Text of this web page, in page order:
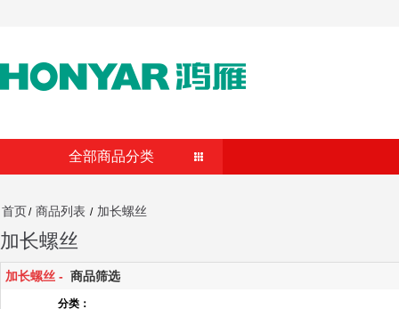
全部商品分类
首页 / 商品列表 / 加长螺丝
加长螺丝
加长螺丝 - 商品筛选
分类：